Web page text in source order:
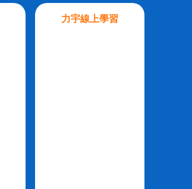
力宇線上學習